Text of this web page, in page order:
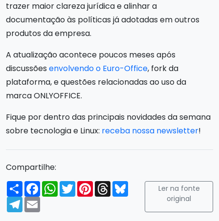
trazer maior clareza jurídica e alinhar a
documentação às políticas já adotadas em outros
produtos da empresa.
A atualização acontece poucos meses após
discussões envolvendo o Euro-Office, fork da
plataforma, e questões relacionadas ao uso da
marca ONLYOFFICE.
Fique por dentro das principais novidades da semana
sobre tecnologia e Linux: receba nossa newsletter!
Compartilhe:
Compartilhar
FacebookWhatsApp
TwitterPinterest
ThreadsBluesky
Telegram
Email
Ler na fonte
original